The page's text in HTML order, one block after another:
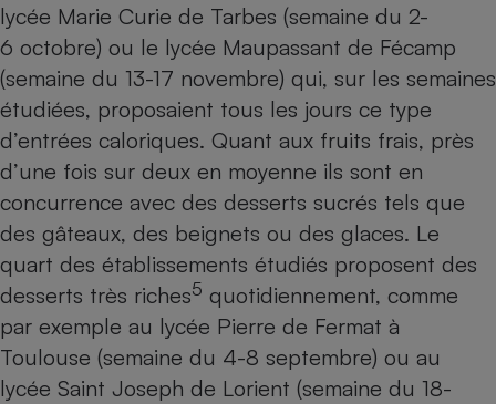
lycée Marie Curie de Tarbes (semaine du 2-
6 octobre) ou le lycée Maupassant de Fécamp
(semaine du 13-17 novembre) qui, sur les semaines
étudiées, proposaient tous les jours ce type
d’entrées caloriques. Quant aux fruits frais, près
d’une fois sur deux en moyenne ils sont en
concurrence avec des desserts sucrés tels que
des gâteaux, des beignets ou des glaces. Le
quart des établissements étudiés proposent des
desserts très riches5 quotidiennement, comme
par exemple au lycée Pierre de Fermat à
Toulouse (semaine du 4-8 septembre) ou au
lycée Saint Joseph de Lorient (semaine du 18-